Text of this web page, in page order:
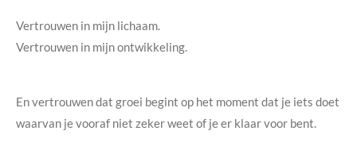
Vertrouwen in mijn lichaam.
Vertrouwen in mijn ontwikkeling.
En vertrouwen dat groei begint op het moment dat je iets doet
waarvan je vooraf niet zeker weet of je er klaar voor bent.